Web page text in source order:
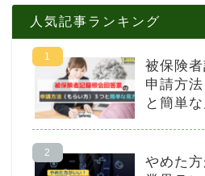
人気記事ランキング
被保険
申請方
と簡単
やめた